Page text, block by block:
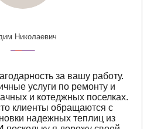
Николаевич
за вашу работу.
услуги по ремонту и
и котеджных поселках.
клиенты обращаются с
надежных теплиц из